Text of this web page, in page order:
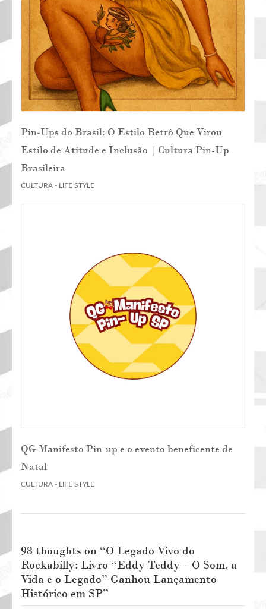
Pin-Ups do Brasil: O Estilo Retrô Que Virou
Estilo de Atitude e Inclusão | Cultura Pin-Up
Brasileira
CULTURA - LIFE STYLE
QG Manifesto Pin-up e o evento beneficente de
Natal
CULTURA - LIFE STYLE
98 thoughts on “O Legado Vivo do
Rockabilly: Livro “Eddy Teddy – O Som, a
Vida e o Legado” Ganhou Lançamento
Histórico em SP”